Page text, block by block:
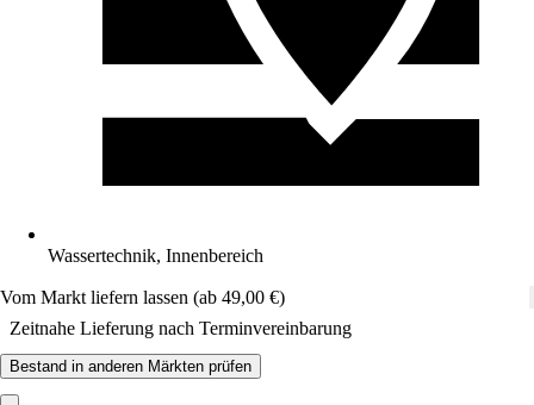
Wassertechnik, Innenbereich
Vom Markt liefern lassen (ab 49,00 €)
Zeitnahe Lieferung nach Terminvereinbarung
Bestand in anderen Märkten prüfen